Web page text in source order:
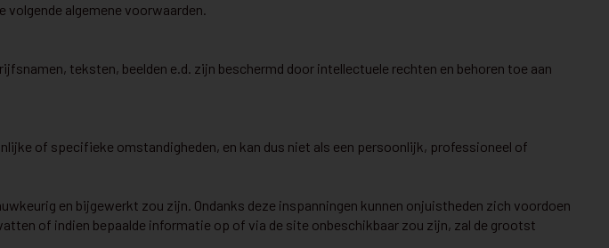
algemene voorwaarden.
teksten, beelden e.d. zijn beschermd door intellectuele rechten en behoren toe aan
of specifieke omstandigheden, en kan dus niet als een persoonlijk, professioneel of
en bijgewerkt zou zijn. Ondanks deze inspanningen kunnen onjuistheden zich voordoen
of indien bepaalde informatie op of via de site onbeschikbaar zou zijn, zal de grootst